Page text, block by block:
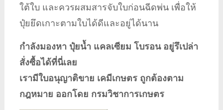
ใต้ใบ และควรผสมสารจับใบก่อนฉีดพ่น เพื่อให้
ปุ๋ยยึดเกาะตามใบได้ดีและอยู่ได้นาน
กำลังมองหา ปุ๋ยน้ำ แคลเซียม โบรอน อยู่รึเปล่า
สั่งซื้อได้ที่นี่เลย
เรามีใบอนุญาติขาย เคมีเกษตร ถูกต้องตาม
กฎหมาย ออกโดย กรมวิชาการเกษตร